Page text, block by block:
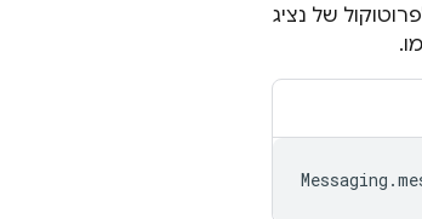
של נציג
Messaging .